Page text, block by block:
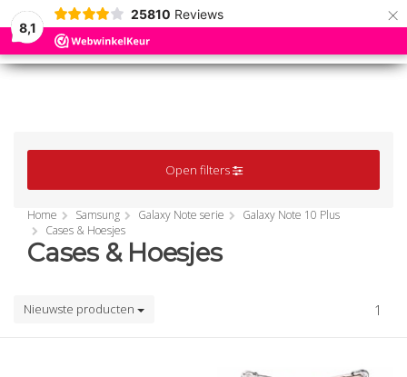
8,1
25810 Reviews ×
MENU
MENU
Open filters
Home Samsung Galaxy Note serie
Galaxy Note 10 Plus
Cases & Hoesjes
Cases & Hoesjes
Nieuwste producten 1